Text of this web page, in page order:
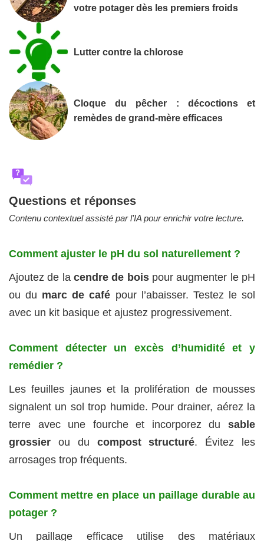
votre potager dès les premiers froids
Lutter contre la chlorose
Cloque du pêcher : décoctions et
remèdes de grand-mère efficaces
?
Questions et réponses
Contenu contextuel assisté par l’IA pour enrichir votre lecture.
Comment ajuster le pH du sol naturellement ?
Ajoutez de la cendre de boispour augmenter le pH
ou du marc de café pour l’abaisser. Testez le sol
avec un kit basique et ajustez progressivement.
Comment détecter un excès d’humidité et y
remédier ?
Les feuilles jaunes et la prolifération de mousses
signalent un sol trop humide. Pour drainer, aérez la
terre avec une fourche et incorporez du sable
grossier ou du compost structuré. Évitez les
arrosages trop fréquents.
Comment mettre en place un paillage durable au
potager ?
Un paillage efficace utilise des matériaux